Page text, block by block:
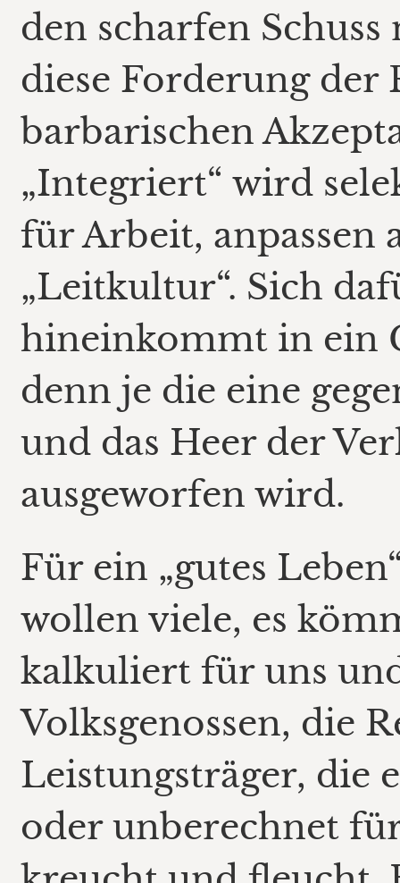
den scharfen
diese Forderung
barbarischen
„Integriert“ wird
für Arbeit, anpassen
„Leitkultur“. Sich
hineinkommt in ein
denn je die eine
und das Heer der
ausgeworfen wird.
Für ein „gutes
wollen viele, es
kalkuliert für uns
Volksgenossen, die
Leistungsträger, die
oder unberechnet